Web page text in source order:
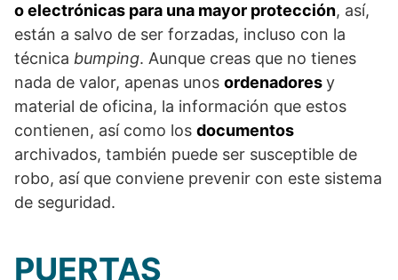
o electrónicas para una mayor protección, así,
están a salvo de ser forzadas, incluso con la
técnica bumping. Aunque creas que no tienes
nada de valor, apenas unos ordenadoresy
material de oficina, la información que estos
contienen, así como los documentos
archivados, también puede ser susceptible de
robo, así que conviene prevenir con este sistema
de seguridad.
PUERTAS